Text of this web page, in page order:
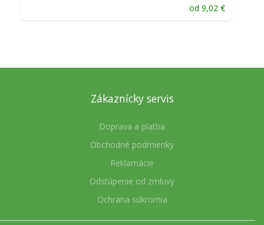
od 9,02 €
Zákaznícky servis
Doprava a platba
Obchodné podmienky
Reklamácie
Odstúpenie od zmluvy
Ochrana súkromia